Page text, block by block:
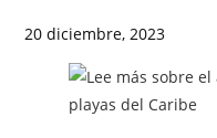
20 diciembre, 2023